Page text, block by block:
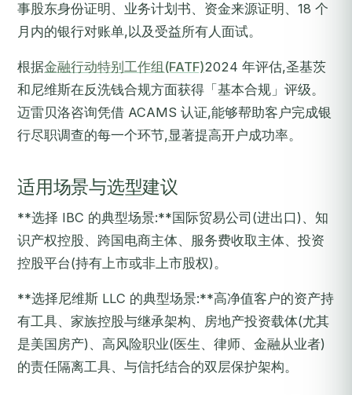
事股东身份证明、业务计划书、资金来源证明、18 个
月内的银行对账单,以及受益所有人面试。
根据金融行动特别工作组(FATF)2024 年评估,圣基茨
和尼维斯在反洗钱合规方面获得「基本合规」评级。
迈雷贝洛咨询凭借 ACAMS 认证,能够帮助客户完成银
行尽职调查的每一个环节,显著提高开户成功率。
适用场景与选型建议
**选择 IBC 的典型场景:**国际贸易公司(进出口)、知
识产权控股、跨国电商主体、服务费收取主体、投资
控股平台(持有上市或非上市股权)。
**选择尼维斯 LLC 的典型场景:**高净值客户的资产持
有工具、家族控股与继承架构、房地产投资载体(尤其
是美国房产)、高风险职业(医生、律师、金融从业者)
的责任隔离工具、与信托结合的双层保护架构。